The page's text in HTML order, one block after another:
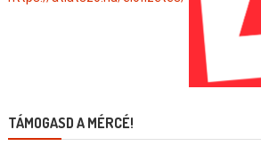
TÁMOGASD A MÉRCÉ!